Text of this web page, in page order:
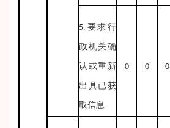
5.要求行
政机关确
认或重新
出具已获
取信息
0 0 0